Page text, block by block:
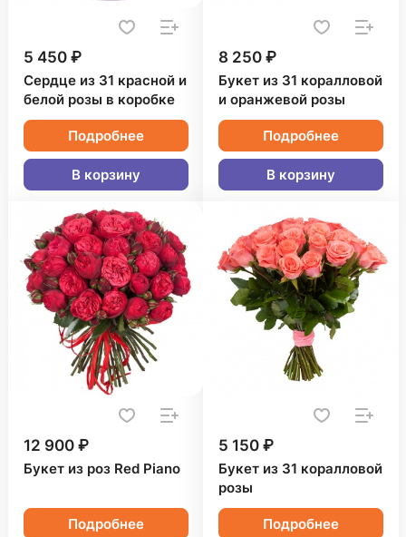
5 450 ₽
Сердце из 31 красной и
белой розы в коробке
Подробнее
В корзину
8 250 ₽
Букет из 31 коралловой
и оранжевой розы
Подробнее
В корзину
12 900 ₽
Букет из роз Red Piano
Подробнее
5 150 ₽
Букет из 31 коралловой
розы
Подробнее